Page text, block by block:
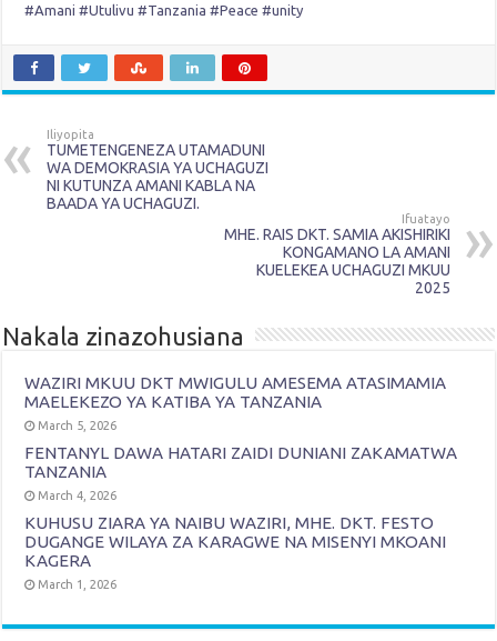
#Amani #Utulivu #Tanzania #Peace #unity
Iliyopita
TUMETENGENEZA UTAMADUNI
WA DEMOKRASIA YA UCHAGUZI
NI KUTUNZA AMANI KABLA NA
BAADA YA UCHAGUZI.
Ifuatayo
MHE. RAIS DKT. SAMIA AKISHIRIKI
KONGAMANO LA AMANI
KUELEKEA UCHAGUZI MKUU
2025
Nakala zinazohusiana
WAZIRI MKUU DKT MWIGULU AMESEMA ATASIMAMIA
MAELEKEZO YA KATIBA YA TANZANIA
March 5, 2026
FENTANYL DAWA HATARI ZAIDI DUNIANI ZAKAMATWA
TANZANIA
March 4, 2026
KUHUSU ZIARA YA NAIBU WAZIRI, MHE. DKT. FESTO
DUGANGE WILAYA ZA KARAGWE NA MISENYI MKOANI
KAGERA
March 1, 2026